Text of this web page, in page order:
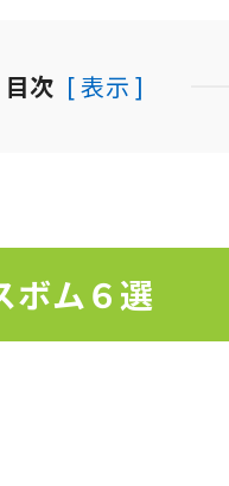
目次 [ 表示 ]
ボム６選